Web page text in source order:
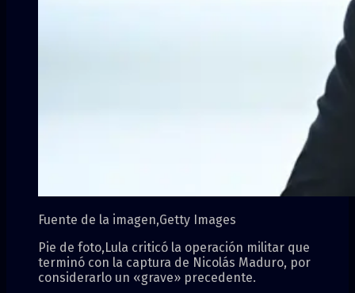
Fuente de la imagen,Getty Images
Pie de foto,Lula criticó la operación militar que
terminó con la captura de Nicolás Maduro, por
considerarlo un «grave» precedente.